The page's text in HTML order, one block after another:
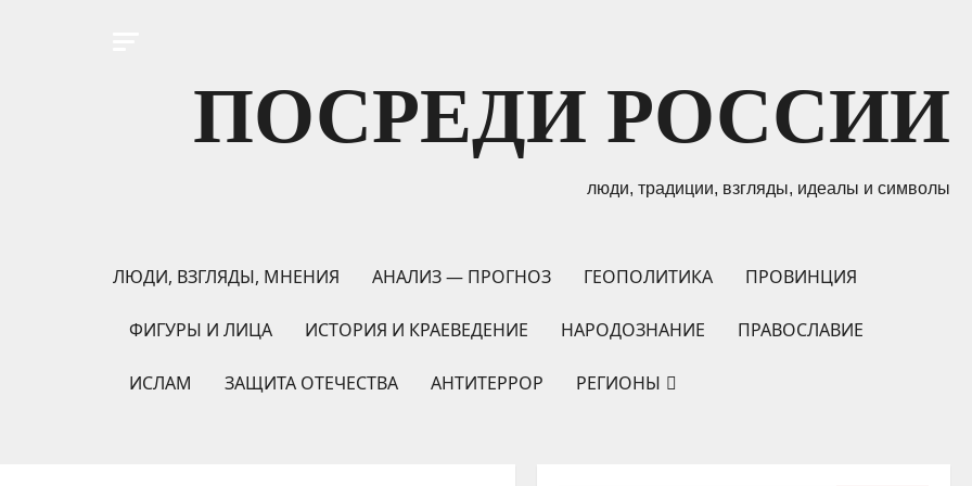
ПОСРЕДИ РОССИИ
люди, традиции, взгляды, идеалы и символы
ЛЮДИ, ВЗГЛЯДЫ, МНЕНИЯ АНАЛИЗ — ПРОГНОЗ ГЕОПОЛИТИКА ПРОВИНЦИЯ
ФИГУРЫ И ЛИЦА ИСТОРИЯ И КРАЕВЕДЕНИЕ НАРОДОЗНАНИЕ ПРАВОСЛАВИЕ
ИСЛАМ ЗАЩИТА ОТЕЧЕСТВА АНТИТЕРРОР РЕГИОНЫ